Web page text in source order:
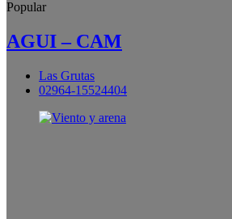
Popular
AGUI – CAM
Las Grutas
02964-15524404